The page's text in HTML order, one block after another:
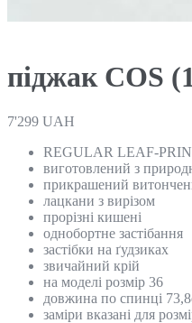
піджак COS
7'299 UAH
REGULAR LEAF-
виготовлений з
прикрашений
лацкани з вирізом
прорізні кишені
однобортне застібання
застібки на ґудзиках
звичайний крій
на моделі розмір 36
довжина по спинці
заміри вказані для